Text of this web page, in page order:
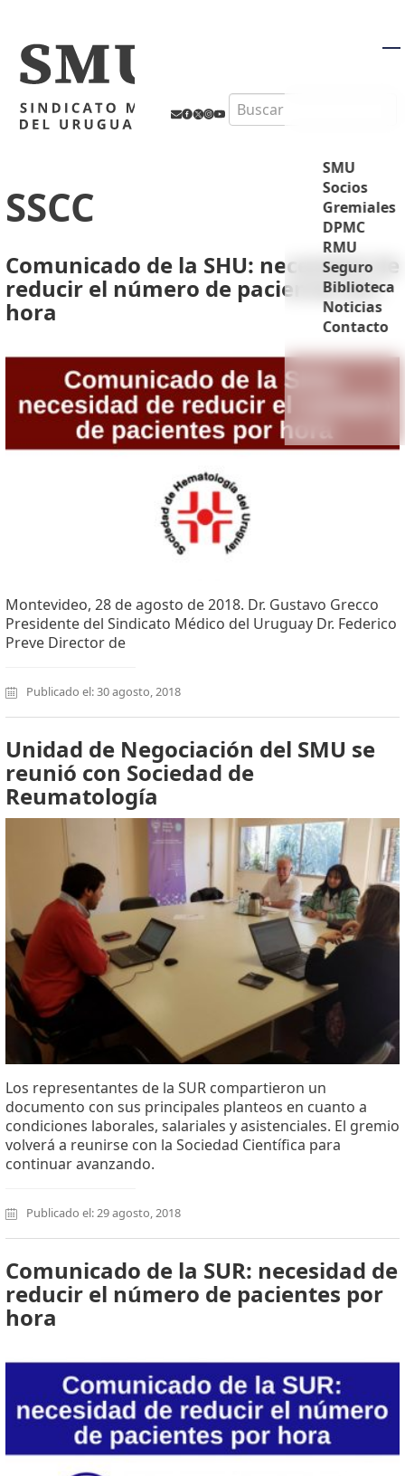
Search
SMU
Socios
Gremiales
DPMC
RMU
Seguro
Biblioteca
Noticias
Contacto
SSCC
Comunicado de la SHU: necesidad de
reducir el número de pacientes por
hora
Montevideo, 28 de agosto de 2018. Dr. Gustavo Grecco
Presidente del Sindicato Médico del Uruguay Dr. Federico
Preve Director de
Publicado el: 30 agosto, 2018
Unidad de Negociación del SMU se
reunió con Sociedad de
Reumatología
Los representantes de la SUR compartieron un
documento con sus principales planteos en cuanto a
condiciones laborales, salariales y asistenciales. El gremio
volverá a reunirse con la Sociedad Científica para
continuar avanzando.
Publicado el: 29 agosto, 2018
Comunicado de la SUR: necesidad de
reducir el número de pacientes por
hora